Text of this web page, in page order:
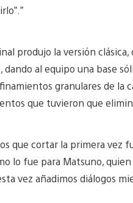
produjo la versión
al equipo una base
granulares de la
que tuvieron que
que cortar la primera vez
lo fue para Matsuno,
vez añadimos diálogos